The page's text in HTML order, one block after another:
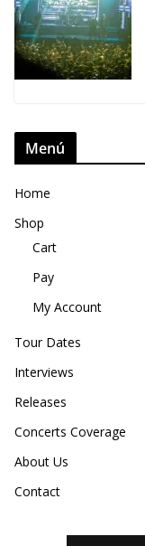
Menú
Home
Shop
Cart
Pay
My Account
Tour Dates
Interviews
Releases
Concerts Coverage
About Us
Contact